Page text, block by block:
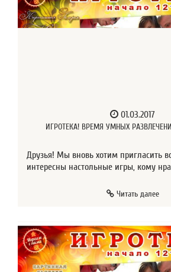
01.03.2017
ИГРОТЕКА! ВРЕМЯ УМНЫХ
Друзья! Мы вновь хотим пригласить
интересны настольные игры, кому
Читать далее